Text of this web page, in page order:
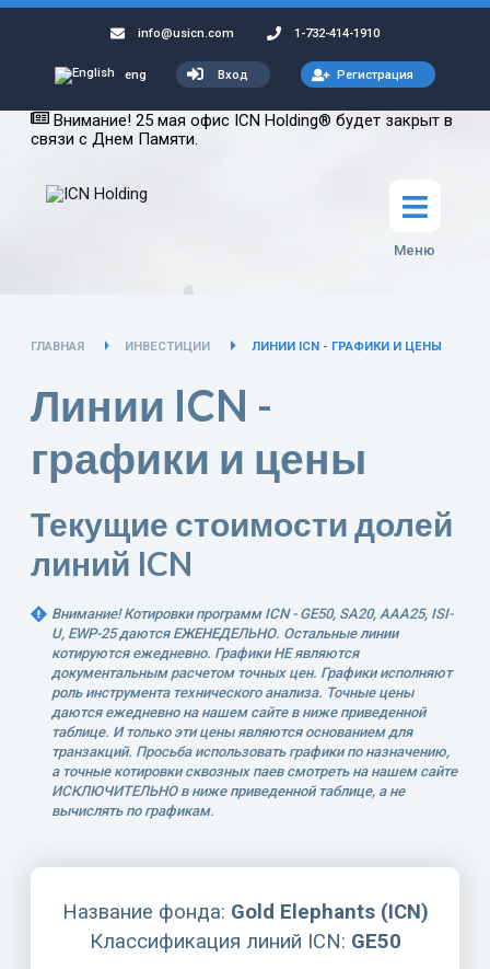
info@usicn.com 1-732-414-1910
eng Вход Регистрация
Внимание! 25 мая офис ICN Holding® будет закрыт в
связи с Днем Памяти.
Меню
ГЛАВНАЯ ИНВЕСТИЦИИ ЛИНИИ ICN - ГРАФИКИ И ЦЕНЫ
Линии ICN -
графики и цены
Текущие стоимости долей
линий ICN
Внимание! Котировки программ ICN - GE50, SA20, AAA25, ISI-
U, EWP-25 даются ЕЖЕНЕДЕЛЬНО. Остальные линии
котируются ежедневно. Графики НЕ являются
документальным расчетом точных цен. Графики исполняют
роль инструмента технического анализа. Точные цены
даются ежедневно на нашем сайте в ниже приведенной
таблице. И только эти цены являются основанием для
транзакций. Просьба использовать графики по назначению,
а точные котировки сквозных паев смотреть на нашем сайте
ИСКЛЮЧИТЕЛЬНО в ниже приведенной таблице, а не
вычислять по графикам.
Название фонда: Gold Elephants (ICN)
Классификация линий ICN: GE50